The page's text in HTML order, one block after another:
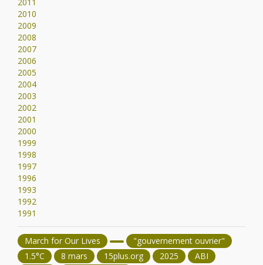
2010
2009
2008
2007
2006
2005
2004
2003
2002
2001
2000
1999
1998
1997
1996
1993
1992
1991
March for Our Lives
"gouvernement ouvrier"
1.5°C
8 mars 15plus.org 2025
ABI